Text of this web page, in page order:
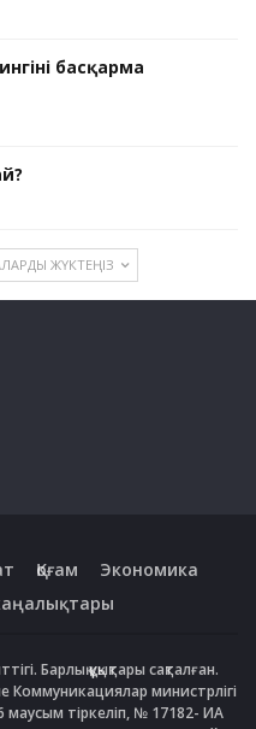
басқарма
ЖҮКТЕҢІЗ
Қоғам
Экономика
Барлық құқықтары сақталған.
Коммуникациялар министрлігі
маусым тіркеліп, № 17182- ИА